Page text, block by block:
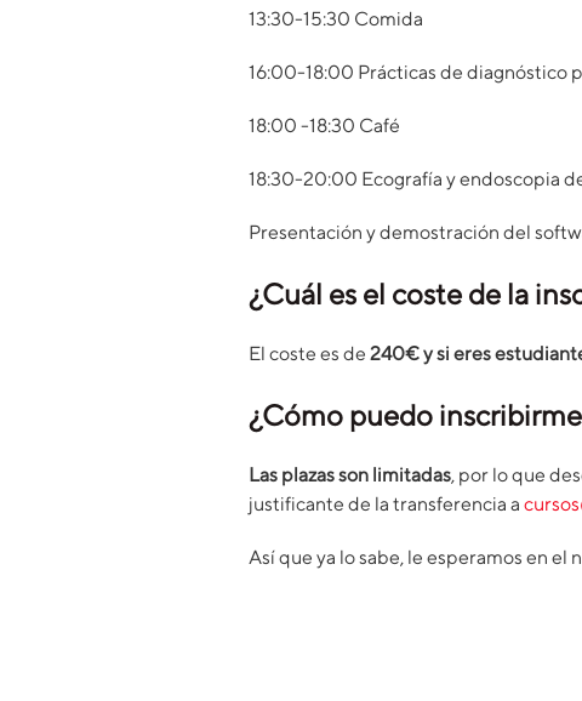
13:30-15:30 Comida
16:00-18:00 Prácticas de diagnóstico
18:00 -18:30 Café
18:30-20:00 Ecografía y endoscopia
Presentación y demostración del
¿Cuál es el coste de la
El coste es de 240€ y si eres
¿Cómo puedo
Las plazas son limitadas, por lo que
justificante de la transferencia a
Así que ya lo sabe, le esperamos en